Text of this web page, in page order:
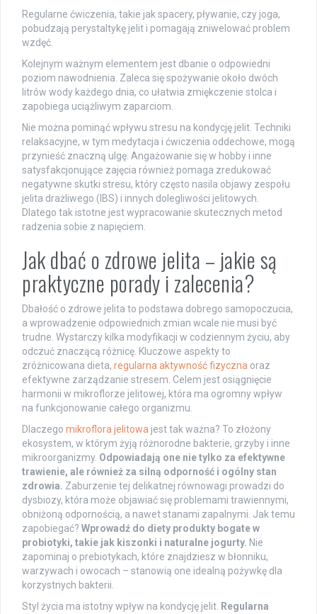
Regularne ćwiczenia, takie jak spacery, pływanie, czy joga,
pobudzają perystaltykę jelit i pomagają zniwelować problem
wzdęć.
Kolejnym ważnym elementem jest dbanie o odpowiedni
poziom nawodnienia. Zaleca się spożywanie około dwóch
litrów wody każdego dnia, co ułatwia zmiękczenie stolca i
zapobiega uciążliwym zaparciom.
Nie można pominąć wpływu stresu na kondycję jelit. Techniki
relaksacyjne, w tym medytacja i ćwiczenia oddechowe, mogą
przynieść znaczną ulgę. Angażowanie się w hobby i inne
satysfakcjonujące zajęcia również pomaga zredukować
negatywne skutki stresu, który często nasila objawy zespołu
jelita drażliwego (IBS) i innych dolegliwości jelitowych.
Dlatego tak istotne jest wypracowanie skutecznych metod
radzenia sobie z napięciem.
Jak dbać o zdrowe jelita – jakie są
praktyczne porady i zalecenia?
Dbałość o zdrowe jelita to podstawa dobrego samopoczucia,
a wprowadzenie odpowiednich zmian wcale nie musi być
trudne. Wystarczy kilka modyfikacji w codziennym życiu, aby
odczuć znaczącą różnicę. Kluczowe aspekty to
zróżnicowana dieta, regularna aktywność fizyczna oraz
efektywne zarządzanie stresem. Celem jest osiągnięcie
harmonii w mikroflorze jelitowej, która ma ogromny wpływ
na funkcjonowanie całego organizmu.
Dlaczego mikroflora jelitowa jest tak ważna? To złożony
ekosystem, w którym żyją różnorodne bakterie, grzyby i inne
mikroorganizmy. Odpowiadają one nie tylko za efektywne
trawienie, ale również za silną odporność i ogólny stan
zdrowia. Zaburzenie tej delikatnej równowagi prowadzi do
dysbiozy, która może objawiać się problemami trawiennymi,
obniżoną odpornością, a nawet stanami zapalnymi. Jak temu
zapobiegać? Wprowadź do diety produkty bogate w
probiotyki, takie jak kiszonki i naturalne jogurty. Nie
zapominaj o prebiotykach, które znajdziesz w błonniku,
warzywach i owocach – stanowią one idealną pożywkę dla
korzystnych bakterii.
Styl życia ma istotny wpływ na kondycję jelit. Regularna